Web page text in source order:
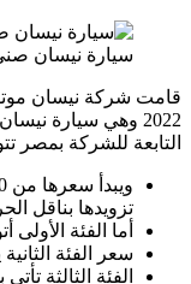
سيارة نيسان
قامت شركة نيسان
2022 وهي سيارة
التابعة للشركة بمصر
تزويدها بناقل
أما الفئة الأولى
سعر الفئة الثانية يبدأ من
الفئة الثالثة تأتي بسعر